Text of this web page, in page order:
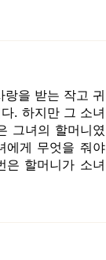
이르게 되었습니
말했습니다. 이
을 파헤쳐. 이리는
원은 전 세계 모
있는 화단을 보
푼첼(초롱꽃속의
선명한 초록색을
는 라푼첼을 매우
구는 날마다 커졌
없다는 사실 때문
어 갔습니다. 그런
놀라 무슨 일이
못하면 난 죽을
랑을 받는 작고 귀
. 하지만 그 소녀
그녀의 할머니였
에게 무엇을 줘야
은 할머니가 소녀
모자가 잘 어울
습니다. 어느 날,